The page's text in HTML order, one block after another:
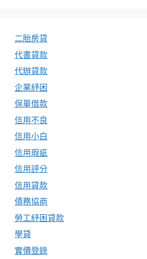
二胎房貸
代書貸款
代辦貸款
企業紓困
保單借款
信用不良
信用小白
信用瑕疵
信用評分
信用貸款
債務協商
勞工紓困貸款
學貸
實價登錄